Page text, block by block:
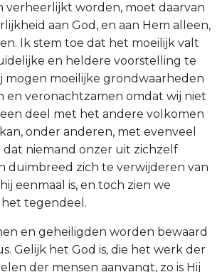
verheerlijkt worden, moet daarvan
aan God, en aan Hem alleen,
Ik stem toe dat het moeilijk valt
en heldere voorstelling te
mogen moeilijke grondwaarheden
en veronachtzamen omdat wij niet
deel met het andere volkomen
onder anderen, met evenveel
niemand onzer uit zichzelf
duimbreed zich te verwijderen van
eenmaal is, en toch zien we
tegendeel.
en geheiligden worden bewaard
Gelijk het God is, die het werk der
der mensen aanvangt, zo is Hij